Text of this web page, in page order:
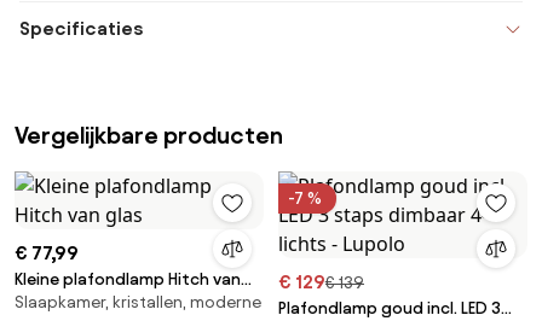
Specificaties
Vergelijkbare producten
€ 77,99
Kleine plafondlamp Hitch van
glas
Slaapkamer, kristallen, moderne
-7 %
€ 129€ 139
Plafondlamp goud incl. LED 3